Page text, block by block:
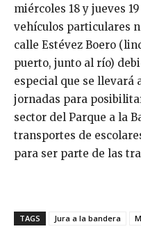
miércoles 18 y jueves
vehículos particulares
calle Estévez Boero
puerto, junto al río)
especial que se llevará
jornadas para
sector del Parque a la
transportes de
para ser parte de las
TAGS Jura a la bandera